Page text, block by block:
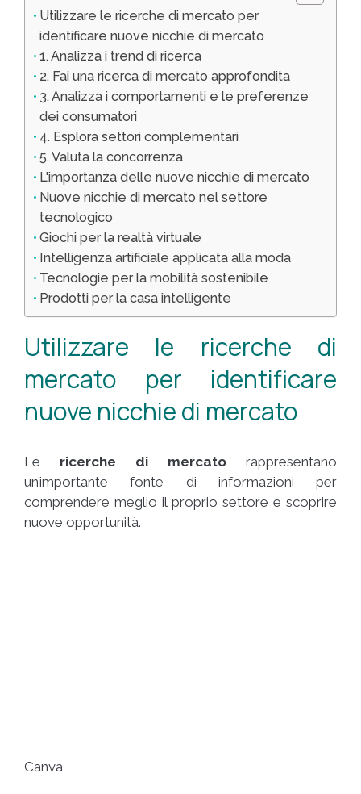
Utilizzare le ricerche di mercato per
identificare nuove nicchie di mercato
1. Analizza i trend di ricerca
2. Fai una ricerca di mercato approfondita
3. Analizza i comportamenti e le preferenze
dei consumatori
4. Esplora settori complementari
5. Valuta la concorrenza
L'importanza delle nuove nicchie di mercato
Nuove nicchie di mercato nel settore
tecnologico
Giochi per la realtà virtuale
Intelligenza artificiale applicata alla moda
Tecnologie per la mobilità sostenibile
Prodotti per la casa intelligente
Utilizzare le ricerche di
mercato per identificare
nuove nicchie di mercato
Le ricerche di mercato rappresentano
un’importante fonte di informazioni per
comprendere meglio il proprio settore e scoprire
nuove opportunità.
Canva